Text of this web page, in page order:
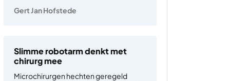
gevolgen voor de maatschappij?” De
ontzag inboezemt: zo…
Gert Jan Hofstede
Slimme robotarm denkt met
chirurg mee
Microchirurgen hechten geregeld